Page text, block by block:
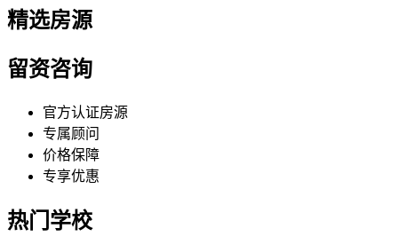
精选房源
留资咨询
官方认证房源
专属顾问
价格保障
专享优惠
热门学校